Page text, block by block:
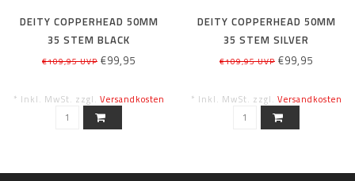
DEITY COPPERHEAD 50MM
35 STEM BLACK
€109,95 UVP €99,95
* Inkl. MwSt. zzgl. Versandkosten
DEITY COPPERHEAD 50MM
35 STEM SILVER
€109,95 UVP €99,95
* Inkl. MwSt. zzgl. Versandkosten